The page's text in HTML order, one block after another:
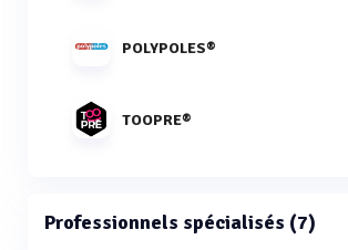
POLYPOLES®
TOOPRE®
Professionnels spécialisés (7)